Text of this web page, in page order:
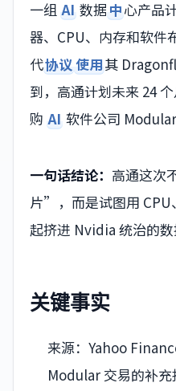
一组 AI 数据中心产品
器、CPU、内存和软件
代协议 使用其
到，高通计划未来 24
购 AI 软件公司 Modular
一句话结论： 高通这次
片”，而是试图用 CPU
起挤进 Nvidia 统治的
关键事实
来源：Yahoo
Modular 交易的补充